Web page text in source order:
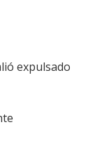
expulsado